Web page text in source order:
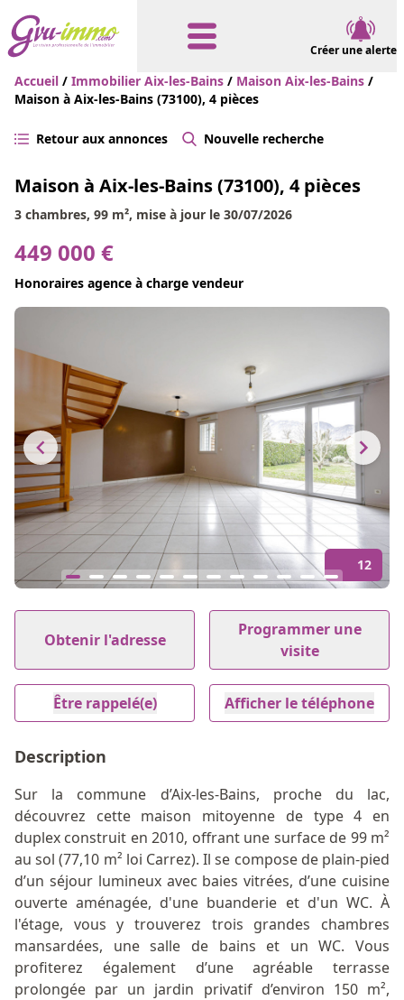
Créer une alerte
Accueil / Immobilier Aix-les-Bains / Maison Aix-les-Bains /
Maison à Aix-les-Bains (73100), 4 pièces
Retour aux annonces Nouvelle recherche
Maison à Aix-les-Bains (73100), 4 pièces
3 chambres, 99 m², mise à jour le 30/07/2026
449 000 €
Honoraires agence à charge vendeur
12
1
12
Obtenir l'adresse
Programmer une
visite
Être rappelé(e) Afficher le téléphone
Description
Sur la commune d’Aix-les-Bains, proche du lac,
découvrez cette maison mitoyenne de type 4 en
duplex construit en 2010, offrant une surface de 99 m²
au sol (77,10 m² loi Carrez). Il se compose de plain-pied
d’un séjour lumineux avec baies vitrées, d’une cuisine
ouverte aménagée, d'une buanderie et d'un WC. À
l'étage, vous y trouverez trois grandes chambres
mansardées, une salle de bains et un WC. Vous
profiterez également d’une agréable terrasse
prolongée par un jardin privatif d’environ 150 m²,